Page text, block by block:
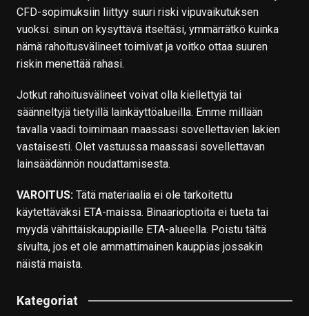
CFD-sopimuksiin liittyy suuri riski vipuvaikutuksen
vuoksi. sinun on kysyttävä itseltäsi, ymmärrätkö kuinka
nämä rahoitusvälineet toimivat ja voitko ottaa suuren
riskin menettää rahasi.
Jotkut rahoitusvälineet voivat olla kiellettyjä tai
säänneltyjä tietyillä lainkäyttöalueilla. Emme millään
tavalla vaadi toimimaan maassasi sovellettavien lakien
vastaisesti. Olet vastuussa maassasi sovellettavan
lainsäädännön noudattamisesta.
VAROITUS:Tätä materiaalia ei ole tarkoitettu
käytettäväksi ETA-maissa. Binaarioptioita ei tueta tai
myydä vähittäiskauppiaille ETA-alueella. Poistu tältä
sivulta, jos et ole ammattimainen kauppias jossakin
näistä maista.
Kategoriat